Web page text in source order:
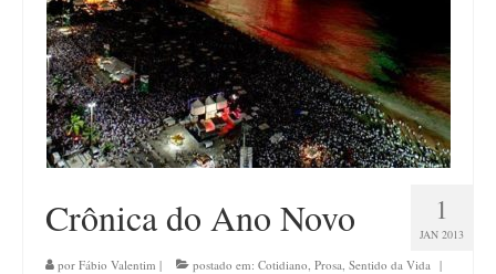
1
JAN 2013
Crônica do Ano Novo
por Fábio Valentim | postado em: Cotidiano, Prosa, Sentido da Vida |